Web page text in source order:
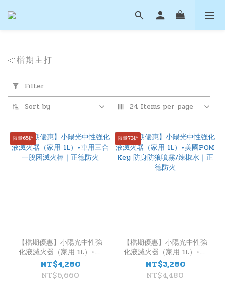
Filter
(0/20)
Range
(NT$)
藥
劑
📣檔期主打
Filter
Sort by
24 Items per page
限量65折
【檔期優惠】小陽光中性強
化液滅火器（家用 1L）+車
用三合一脫困滅火棒｜正德
防火
NT$4,280
NT$6,660
限量73折
【檔期優惠】小陽光中性強
化液滅火器（家用 1L）+美
國POM Key 防身防狼噴霧/
辣椒水｜正德防火
NT$3,280
NT$4,480